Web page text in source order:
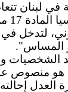
في لبنان
مع
لتدخل في
المساس".
آذار"، أن "كل ما
منصوص